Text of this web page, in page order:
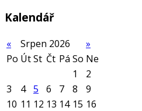
Kalendář
« Srpen 2026
»
Po ÚtSt Čt Pá So Ne
1
2
3
4 5 6 7 8
9
10 11 12 13 14 15 16